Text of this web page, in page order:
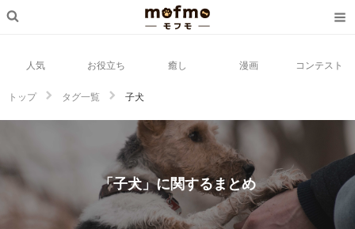
人気 お役立ち 癒し 漫画 コンテスト
トップ タグ一覧 子犬
「子犬」に関するまとめ